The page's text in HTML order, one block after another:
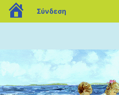
blogs.sch.gr
Σύνδεση